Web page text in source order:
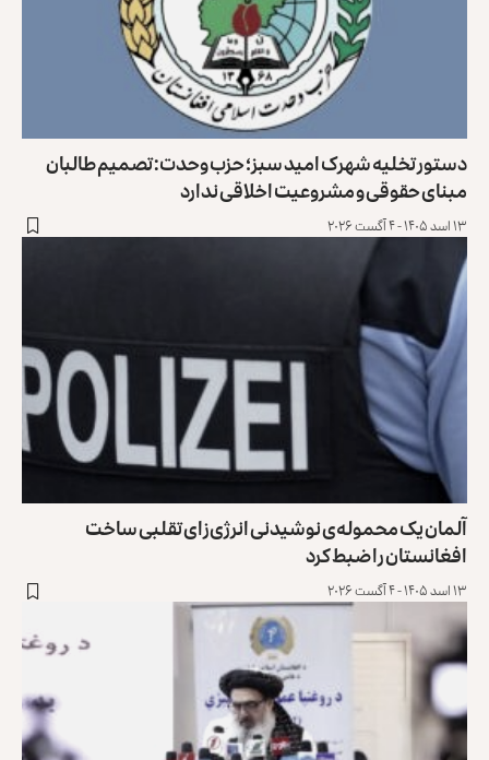
دستور تخلیه شهرک امید سبز؛ حزب وحدت: تصمیم طالبان
مبنای حقوقی و مشروعیت اخلاقی ندارد
۱۳ اسد ۱۴۰۵ - ۴ آگست ۲۰۲۶
آلمان یک محموله‌ی نوشیدنی انرژی‌زای تقلبی ساخت
افغانستان را ضبط کرد
۱۳ اسد ۱۴۰۵ - ۴ آگست ۲۰۲۶